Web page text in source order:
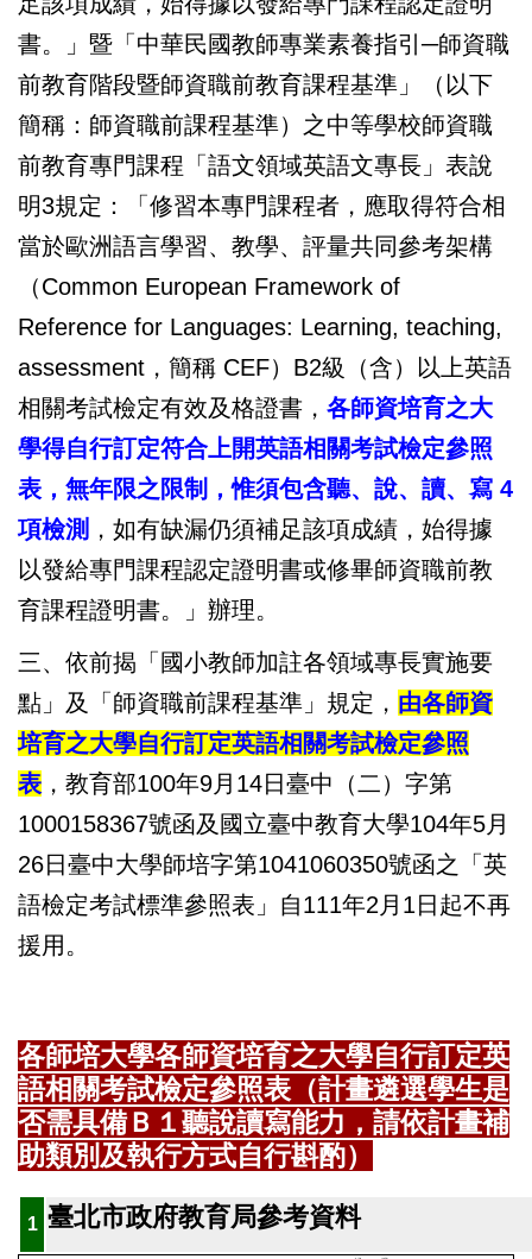
書。」暨「中華民國教師專業素養指引─師資職
前教育階段暨師資職前教育課程基準」（以下
簡稱：師資職前課程基準）之中等學校師資職
前教育專門課程「語文領域英語文專長」表說
明3規定：「修習本專門課程者，應取得符合相
當於歐洲語言學習、教學、評量共同參考架構
（Common European Framework of
Reference for Languages: Learning, teaching,
assessment，簡稱 CEF）B2級（含）以上英語
相關考試檢定有效及格證書， 各師資培育之大
學得自行訂定符合上開英語相關考試檢定參照
表，無年限之限制，惟須包含聽、說、讀、寫 4
項檢測 ，如有缺漏仍須補足該項成績，始得據
以發給專門課程認定證明書或修畢師資職前教
育課程證明書。」辦理。
三、依前揭「國小教師加註各領域專長實施要
點」及「師資職前課程基準」規定， 由各師資
培育之大學自行訂定英語相關考試檢定參照
表 ，教育部100年9月14日臺中（二）字第
1000158367號函及國立臺中教育大學104年5月
26日臺中大學師培字第1041060350號函之「英
語檢定考試標準參照表」自111年2月1日起不再
援用。
各師培大學各師資培育之大學自行訂定英
語相關考試檢定參照表（計畫遴選學生是
否需具備Ｂ１聽說讀寫能力，請依計畫補
助類別及執行方式自行斟酌）
1 臺北市政府教育局參考資料